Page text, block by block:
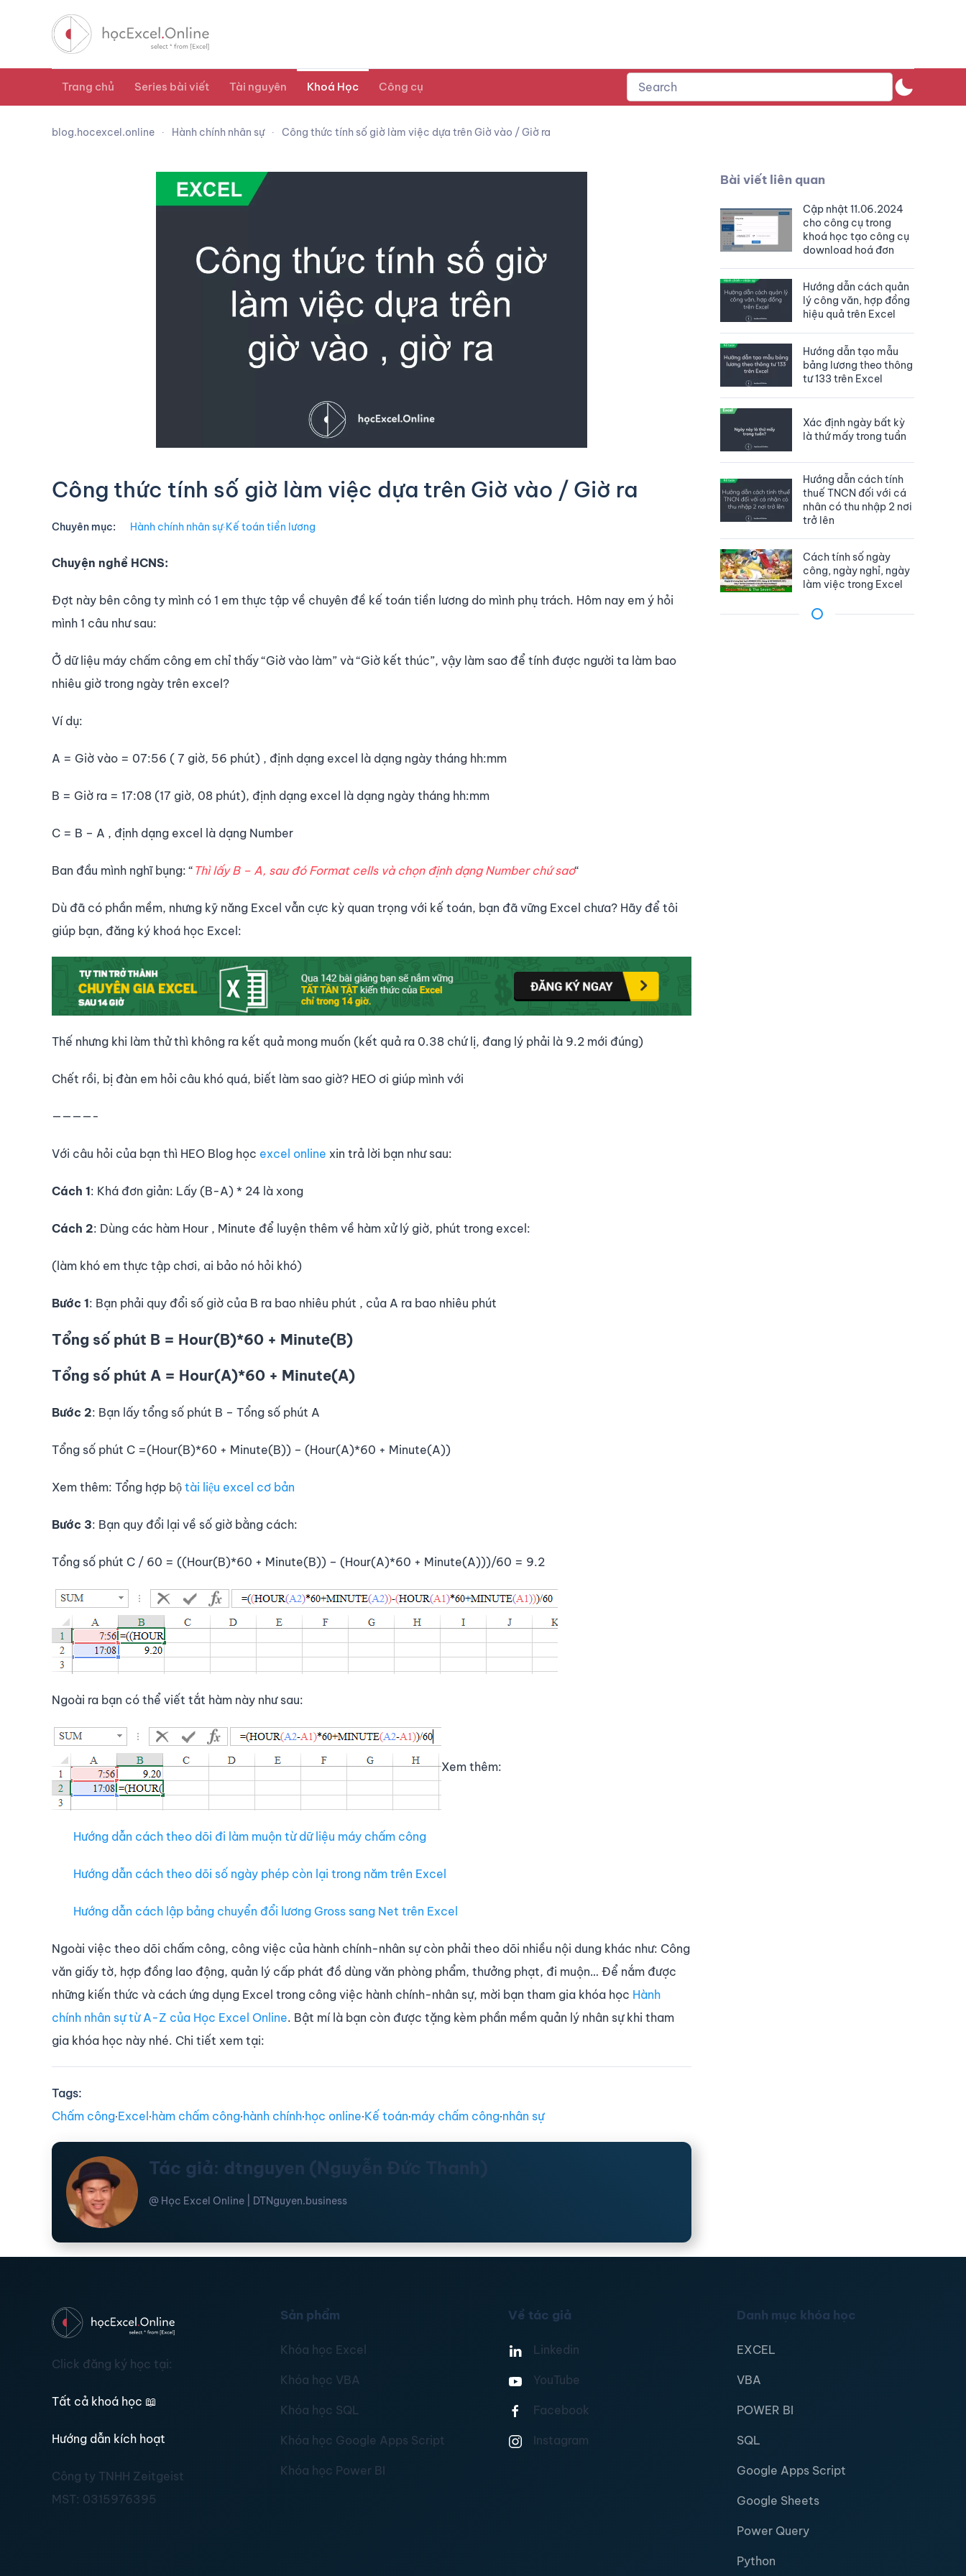
Trang chủ Series bài viết Tài nguyên Khoá Học Công cụ
blog.hocexcel.online Hành chính nhân sự Công thức tính số giờ làm việc dựa trên Giờ vào / Giờ ra
Công thức tính số giờ làm việc dựa trên Giờ vào / Giờ ra
Chuyên mục: Hành chính nhân sự∙Kế toán tiền lương
Chuyện nghề HCNS:
Đợt này bên công ty mình có 1 em thực tập về chuyên đề kế toán tiền lương do mình phụ trách. Hôm nay em ý hỏi
mình 1 câu như sau:
Ở dữ liệu máy chấm công em chỉ thấy “Giờ vào làm” và “Giờ kết thúc”, vậy làm sao để tính được người ta làm bao
nhiêu giờ trong ngày trên excel?
Ví dụ:
A = Giờ vào = 07:56 ( 7 giờ, 56 phút) , định dạng excel là dạng ngày tháng hh:mm
B = Giờ ra = 17:08 (17 giờ, 08 phút), định dạng excel là dạng ngày tháng hh:mm
C = B – A , định dạng excel là dạng Number
Ban đầu mình nghĩ bụng: “ Thì lấy B – A, sau đó Format cells và chọn định dạng Number chứ sao“
Dù đã có phần mềm, nhưng kỹ năng Excel vẫn cực kỳ quan trọng với kế toán, bạn đã vững Excel chưa? Hãy để tôi
giúp bạn, đăng ký khoá học Excel:
Thế nhưng khi làm thử thì không ra kết quả mong muốn (kết quả ra 0.38 chứ lị, đang lý phải là 9.2 mới đúng)
Chết rồi, bị đàn em hỏi câu khó quá, biết làm sao giờ? HEO ơi giúp mình với
————-
Với câu hỏi của bạn thì HEO Blog học excel online xin trả lời bạn như sau:
Cách 1: Khá đơn giản: Lấy (B-A) * 24 là xong
Cách 2: Dùng các hàm Hour , Minute để luyện thêm về hàm xử lý giờ, phút trong excel:
(làm khó em thực tập chơi, ai bảo nó hỏi khó)
Bước 1: Bạn phải quy đổi số giờ của B ra bao nhiêu phút , của A ra bao nhiêu phút
Tổng số phút B = Hour(B)*60 + Minute(B)
Tổng số phút A = Hour(A)*60 + Minute(A)
Bước 2: Bạn lấy tổng số phút B – Tổng số phút A
Tổng số phút C =(Hour(B)*60 + Minute(B)) – (Hour(A)*60 + Minute(A))
Xem thêm: Tổng hợp bộ tài liệu excel cơ bản
Bước 3: Bạn quy đổi lại về số giờ bằng cách:
Tổng số phút C / 60 = ((Hour(B)*60 + Minute(B)) – (Hour(A)*60 + Minute(A)))/60 = 9.2
Ngoài ra bạn có thể viết tắt hàm này như sau:
Xem thêm:
Hướng dẫn cách theo dõi đi làm muộn từ dữ liệu máy chấm công
Hướng dẫn cách theo dõi số ngày phép còn lại trong năm trên Excel
Hướng dẫn cách lập bảng chuyển đổi lương Gross sang Net trên Excel
Ngoài việc theo dõi chấm công, công việc của hành chính-nhân sự còn phải theo dõi nhiều nội dung khác như: Công
văn giấy tờ, hợp đồng lao động, quản lý cấp phát đồ dùng văn phòng phẩm, thưởng phạt, đi muộn… Để nắm được
những kiến thức và cách ứng dụng Excel trong công việc hành chính-nhân sự, mời bạn tham gia khóa học Hành
chính nhân sự từ A-Z của Học Excel Online. Bật mí là bạn còn được tặng kèm phần mềm quản lý nhân sự khi tham
gia khóa học này nhé. Chi tiết xem tại:
Tags:
Chấm công∙Excel ∙hàm chấm công∙hành chính∙học online∙Kế toán∙máy chấm công∙nhân sự
Tác giả: dtnguyen (Nguyễn Đức Thanh)
@ Học Excel Online | DTNguyen.business
Bài viết liên quan
Cập nhật 11.06.2024
cho công cụ trong
khoá học tạo công cụ
download hoá đơn
Hướng dẫn cách quản
lý công văn, hợp đồng
hiệu quả trên Excel
Hướng dẫn tạo mẫu
bảng lương theo thông
tư 133 trên Excel
Xác định ngày bất kỳ
là thứ mấy trong tuần
Hướng dẫn cách tính
thuế TNCN đối với cá
nhân có thu nhập 2 nơi
trở lên
Cách tính số ngày
công, ngày nghỉ, ngày
làm việc trong Excel
Click đăng ký học tại:
Tất cả khoá học 📖
Hướng dẫn kích hoạt
Công ty TNHH Zeitgeist
MST: 0315976395
Sản phẩm
Khóa học Excel
Khóa học VBA
Khóa học SQL
Khóa học Google Apps Script
Khóa học Power BI
Về tác giả
Linkedin
YouTube
Facebook
Instagram
Danh mục khóa học
EXCEL
VBA
POWER BI
SQL
Google Apps Script
Google Sheets
Power Query
Python